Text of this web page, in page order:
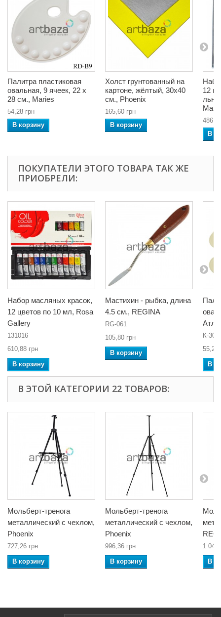
Палитра пластиковая
овальная, 9 ячеек, 22 x
28 см., Maries
54,28 грн
В корзину
Холст грунтованный на
картоне, жёлтый, 30x40
см., Phoenix
165,60 грн
В корзину
12
В
ПОКУПАТЕЛИ ЭТОГО ТОВАРА ТАК ЖЕ
ПРИОБРЕЛИ:
Набор масляных красок,
12 цветов по 10 мл, Rosa
Gallery
131016
610,88 грн
В корзину
Мастихин - рыбка, длина
4.5 см., REGINA
RG-061
105,80 грн
В корзину
К-
55,20
В
В ЭТОЙ КАТЕГОРИИ 22 ТОВАРОВ:
Мольберт-тренога
металлический с чехлом,
Phoenix
727,26 грн
В корзину
Мольберт-тренога
металлический с чехлом,
Phoenix
996,36 грн
В корзину
1
В